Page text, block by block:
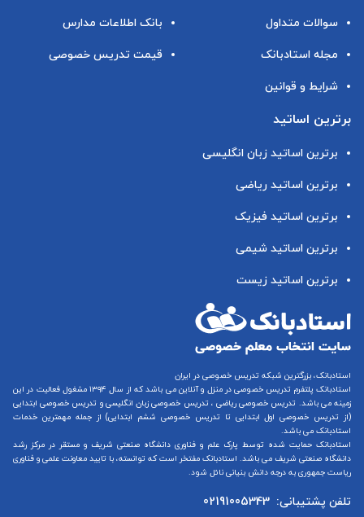
سوالات متداول
مجله استادبانک
شرایط و قوانین
بانک اطلاعات مدارس
قیمت تدریس خصوصی
برترین اساتید
برترین اساتید زبان انگلیسی
برترین اساتید ریاضی
برترین اساتید فیزیک
برترین اساتید شیمی
برترین اساتید زیست
استادبانک، بزرگترین شبکه تدریس خصوصی در ایران
استادبانک پلتفرم تدریس خصوصی در منزل و آنلاین
می باشد که از سال ۱۳۹۴ مشغول فعالیت در این
زمینه می باشد. تدریس خصوصی ریاضی ، تدریس خصوصی زبان انگلیسیو تدریس خصوصی ابتدایی
(از تدریس خصوصی اول ابتدایی تا تدریس خصوصی ششم ابتدایی) از جمله مهمترین خدمات
استادبانک می باشد.
استادبانک حمایت شده توسط پارک علم و فناوری دانشگاه صنعتی شریف و مستقر در مرکز رشد
دانشگاه صنعتی شریف می باشد. استادبانک مفتخر است که توانسته، با تایید معاونت علمی و فناوری
ریاست جمهوری به درجه دانش بنیانی نائل شود.
تلفن پشتیبانی: 02191005343